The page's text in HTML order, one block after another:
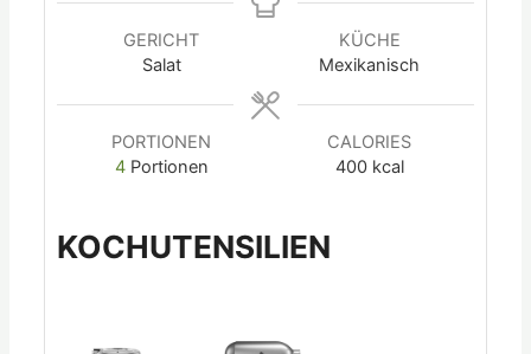
GERICHT
Salat
KÜCHE
Mexikanisch
PORTIONEN
4 Portionen
CALORIES
400 kcal
KOCHUTENSILIEN